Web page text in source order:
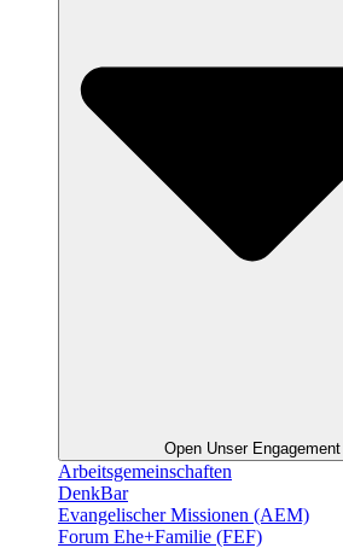
Open Unser Engagement
Arbeitsgemeinschaften
DenkBar
Evangelischer Missionen (AEM)
Forum Ehe+Familie (FEF)